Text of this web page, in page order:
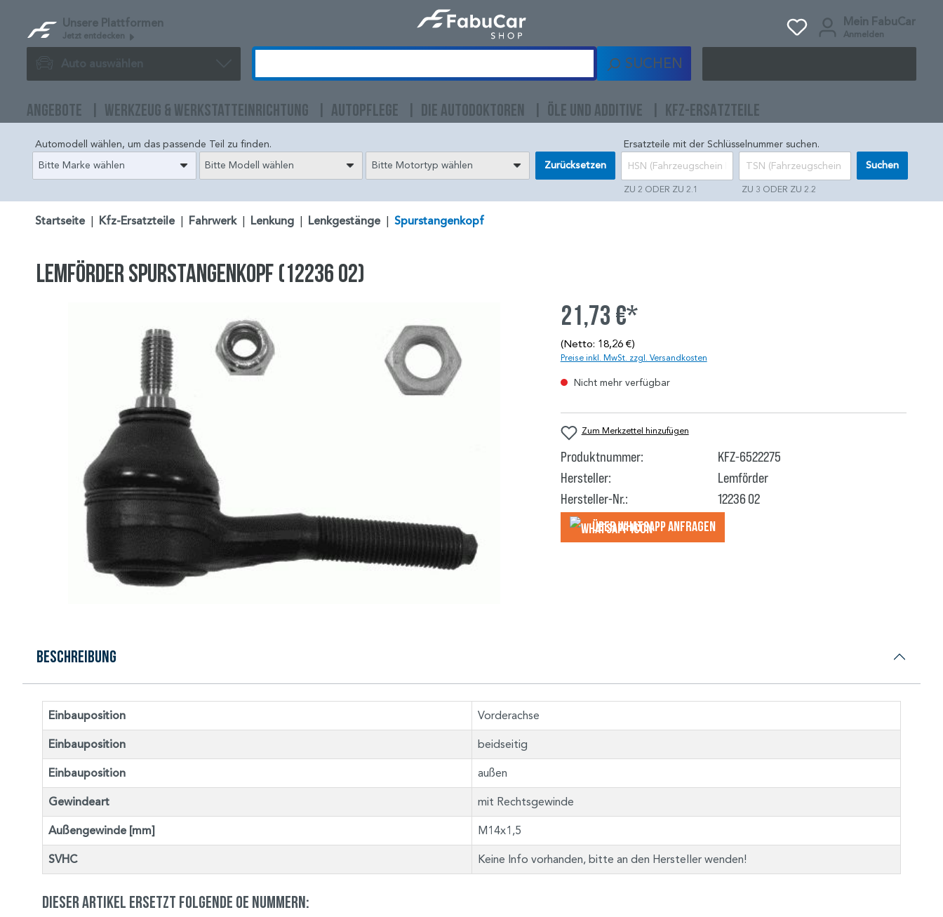
Unsere Plattformen
Jetzt entdecken
Mein FabuCar
Anmelden
Auto auswählen SUCHEN
ANGEBOTE WERKZEUG & WERKSTATTEINRICHTUNG AUTOPFLEGE DIE AUTODOKTOREN ÖLE UND ADDITIVE KFZ-ERSATZTEILE
Automodell wählen, um das passende Teil zu finden.
Bitte Marke wählen
Bitte Modell wählen Bitte Motortyp wählen Zurücksetzen
Ersatzteile mit der Schlüsselnummer suchen.
ZU 2 ODER ZU 2.1 ZU 3 ODER ZU 2.2
Suchen
Startseite Kfz-Ersatzteile Fahrwerk Lenkung Lenkgestänge Spurstangenkopf
LEMFÖRDER Spurstangenkopf (12236 02)
21,73 €*
(Netto: 18,26 €)
Preise inkl. MwSt. zzgl. Versandkosten
Nicht mehr verfügbar
Zum Merkzettel hinzufügen
Produktnummer:
KFZ-6522275
Hersteller:
Lemförder
Hersteller-Nr.:
12236 02
Über WhatsApp anfragеn
Beschreibung
Einbauposition Vorderachse
Einbauposition beidseitig
Einbauposition außen
Gewindeart mit Rechtsgewinde
Außengewinde [mm] M14x1,5
SVHC Keine Info vorhanden, bitte an den Hersteller wenden!
Dieser Artikel ersetzt folgende OE Nummern: